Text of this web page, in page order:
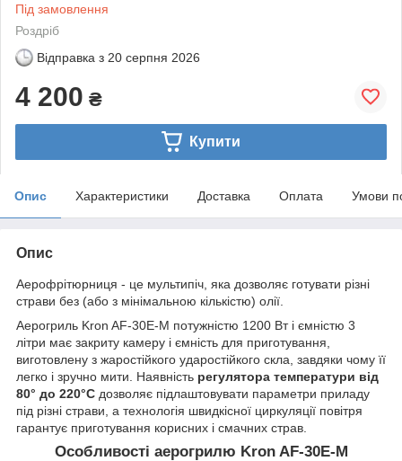
Під замовлення
Роздріб
Відправка з 20 серпня 2026
4 200 ₴
Купити
Опис Характеристики Доставка Оплата Умови
Опис
Аерофрітюрниця - це мультипіч, яка дозволяє готувати різні
страви без (або з мінімальною кількістю) олії.
Аерогриль Kron AF-30E-M потужністю 1200 Вт і ємністю 3
літри має закриту камеру і ємність для приготування,
виготовлену з жаростійкого ударостійкого скла, завдяки чому її
легко і зручно мити. Наявність регулятора температури від
80° до 220°С дозволяє підлаштовувати параметри приладу
під різні страви, а технологія швидкісної циркуляції повітря
гарантує приготування корисних і смачних страв.
Особливості аерогрилю Kron AF-30E-M